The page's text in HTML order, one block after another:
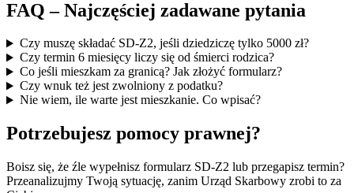
FAQ – Najczęściej zadawane pytania
Czy muszę składać SD-Z2, jeśli dziedziczę tylko 5000 zł?
Czy termin 6 miesięcy liczy się od śmierci rodzica?
Co jeśli mieszkam za granicą? Jak złożyć formularz?
Czy wnuk też jest zwolniony z podatku?
Nie wiem, ile warte jest mieszkanie. Co wpisać?
Potrzebujesz pomocy prawnej?
Boisz się, że źle wypełnisz formularz SD-Z2 lub przegapisz termin?
Przeanalizujmy Twoją sytuację, zanim Urząd Skarbowy zrobi to za